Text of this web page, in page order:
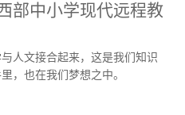
部中小学现代远程教
人文接合起来，这是我们知识
，也在我们梦想之中。